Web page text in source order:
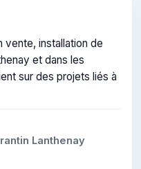
vente, installation de
et dans les
sur des projets liés à
Lanthenay